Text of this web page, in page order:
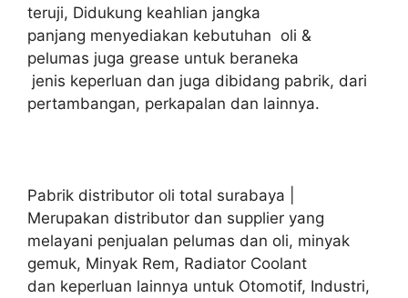
teruji, Didukung keahlian jangka
panjang menyediakan kebutuhan oli &
pelumas juga grease untuk beraneka
jenis keperluan dan juga dibidang pabrik, dari
pertambangan, perkapalan dan lainnya.
Pabrik distributor oli total surabaya |
Merupakan distributor dan supplier yang
melayani penjualan pelumas dan oli, minyak
gemuk, Minyak Rem, Radiator Coolant
dan keperluan lainnya untuk Otomotif, Industri,